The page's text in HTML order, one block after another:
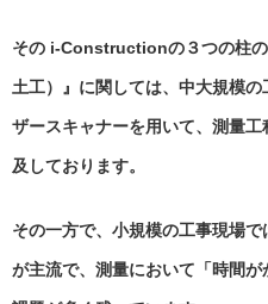
その i-Constructionの３つの柱
土工）』に関しては、中大規模
ザースキャナーを用いて、測量
及しております。
その一方で、小規模の工事現場
が主流で、測量において「時間